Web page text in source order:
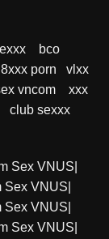
bco
8xxx porn
vlxx
vncom
xxx
club sexxx
Sex VNUS
Sex VNUS
Sex VNUS
Sex VNUS